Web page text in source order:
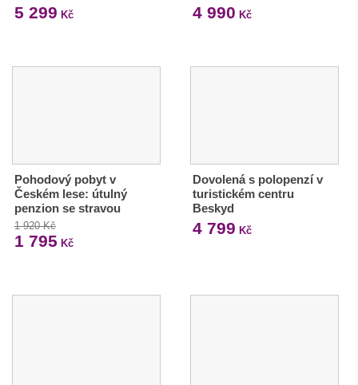
5 299 Kč 4 990 Kč
Pohodový pobyt v
Českém lese: útulný
penzion se stravou
1 920 Kč
1 795 Kč
Dovolená s polopenzí v
turistickém centru
Beskyd
4 799 Kč